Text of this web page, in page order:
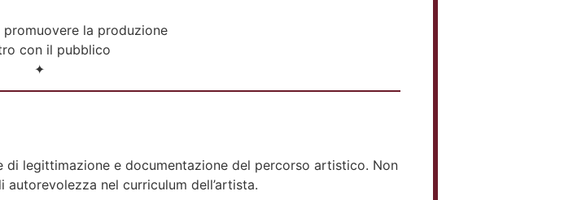
la produzione
con il pubblico
✦
legittimazione e documentazione del percorso artistico. Non
nel curriculum dell’artista.